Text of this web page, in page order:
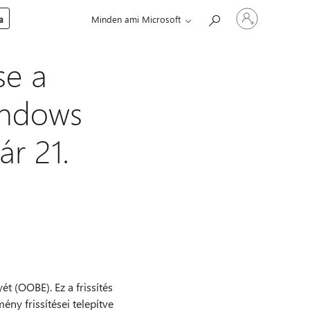
Minden ami Microsoft
Jelentkezzen
be
a
21.
(OOBE). Ez a frissítés
frissítései telepítve